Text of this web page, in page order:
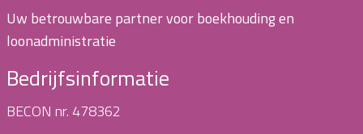
Uw betrouwbare partner voor boekhouding en
loonadministratie
Bedrijfsinformatie
BECON nr. 478362